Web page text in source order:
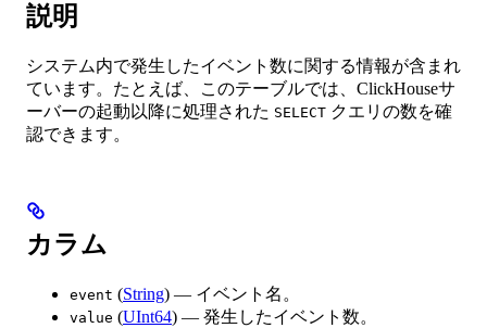
説明
システム内で発生したイベント数に関する情報が含まれ
ています。たとえば、このテーブルでは、ClickHouseサ
ーバーの起動以降に処理された SELECT クエリの数を確
認できます。
カラム
event (String) — イベント名。
value (UInt64) — 発生したイベント数。